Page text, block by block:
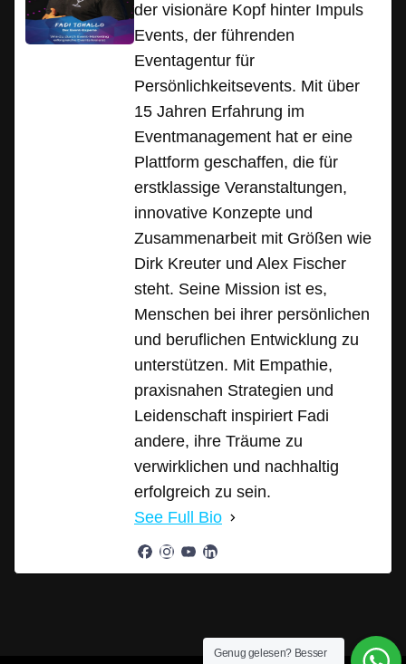
der visionäre Kopf hinter Impuls
Events, der führenden
Eventagentur für
Persönlichkeitsevents. Mit über
15 Jahren Erfahrung im
Eventmanagement hat er eine
Plattform geschaffen, die für
erstklassige Veranstaltungen,
innovative Konzepte und
Zusammenarbeit mit Größen wie
Dirk Kreuter und Alex Fischer
steht. Seine Mission ist es,
Menschen bei ihrer persönlichen
und beruflichen Entwicklung zu
unterstützen. Mit Empathie,
praxisnahen Strategien und
Leidenschaft inspiriert Fadi
andere, ihre Träume zu
verwirklichen und nachhaltig
erfolgreich zu sein.
See Full Bio
Genug gelesen? Besser